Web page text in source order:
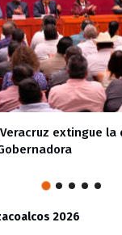
extingue la
2026